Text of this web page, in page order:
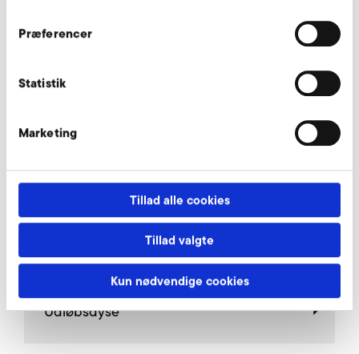
Præferencer
Statistik
Marketing
Tillad alle cookies
Tillad valgte
Kun nødvendige cookies
Yderligere tilbehør RD 94
Gashåndventiler
Udløbsdyse